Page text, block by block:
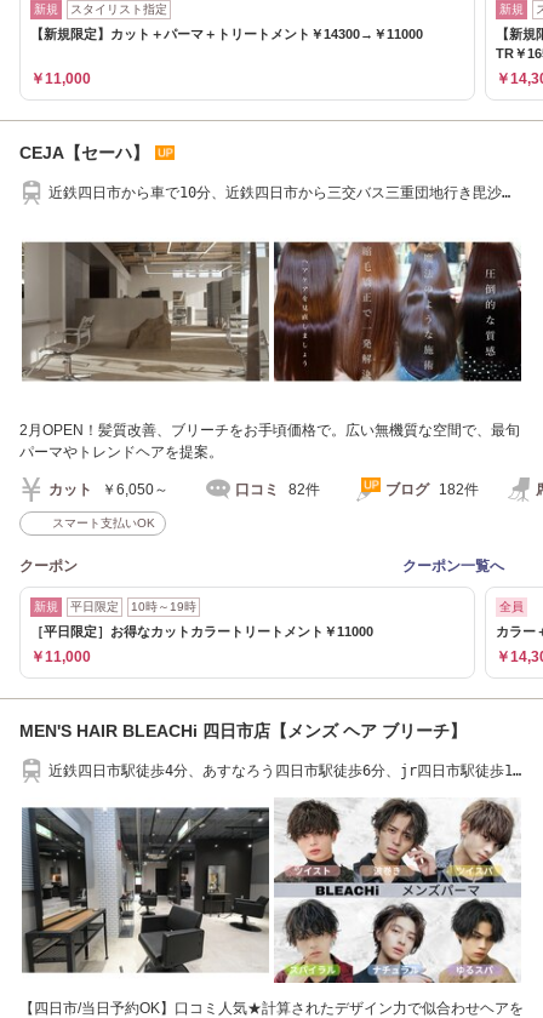
新規 スタイリスト指定
【新規限定】カット＋パーマ＋トリートメント￥14300→￥11000
￥11,000
新規
【新
TR￥
￥
CEJA【セーハ】
近鉄四日市から車で10分、近鉄四日市から三交バス三重団地行き毘沙門
2月OPEN！髪質改善、ブリーチをお手頃価格で。広い無機質な空間で、最旬
パーマやトレンドヘアを提案。
カット ￥6,050～ 口コミ 82件 ブログ 182件
スマート支払いOK
クーポン クーポン一覧へ
新規 平日限定 10時～19時
［平日限定］お得なカットカラートリートメント￥11000
￥11,000
全員
カラー
￥
MEN'S HAIR BLEACHi 四日市店【メンズ ヘア ブリーチ】
近鉄四日市駅徒歩4分、あすなろう四日市駅徒歩6分、jr四日市駅徒歩17
【四日市/当日予約OK】口コミ人気★計算されたデザイン力で似合わせヘアを